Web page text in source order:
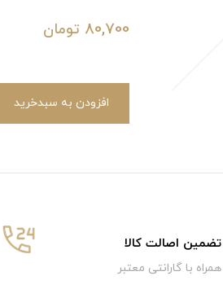
80,700 تومان
افزودن به سبدخرید
تضمین اصالت کالا
همراه با گارانتی معتبر